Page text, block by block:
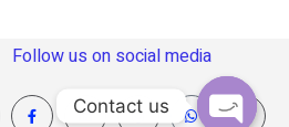
Follow us on social media
Contact us